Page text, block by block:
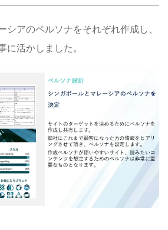
シアのペルソナをそれぞれ作成し、
に活かしました。